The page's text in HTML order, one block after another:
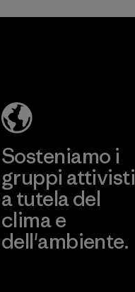
Sosteniamo i
gruppi attivisti
a tutela del
clima e
dell'ambiente.